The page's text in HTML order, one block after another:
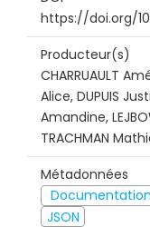
https://doi.org/
Producteur(s)
CHARRUAULT
Alice, DUPUIS
Amandine,
TRACHMAN
Métadonnées
JSON